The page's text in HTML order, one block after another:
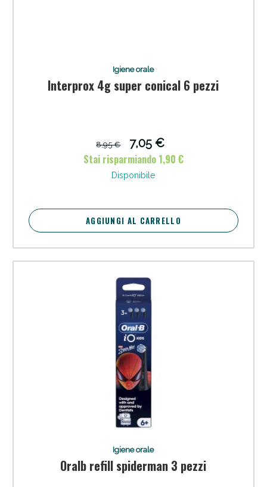
Igiene orale
Interprox 4g super conical 6 pezzi
8,95 €
7,05 €
Stai risparmiando 1,90 €
Disponibile
AGGIUNGI AL CARRELLO
Igiene orale
Oralb refill spiderman 3 pezzi
Benessere Intestinale: Sconto fino al 55% valido
oggi!
Scopri le offerte di Oggi